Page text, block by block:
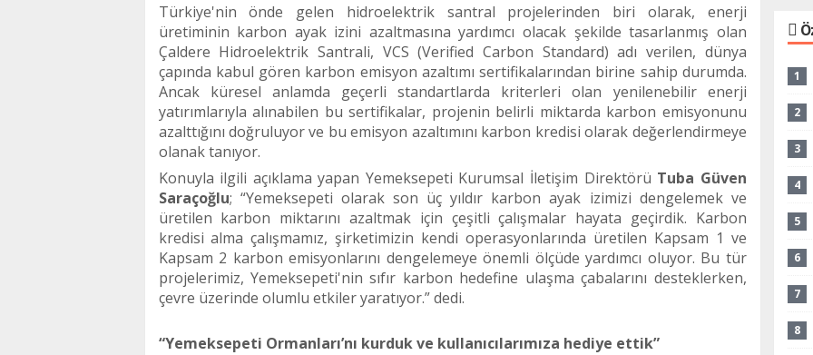
Türkiye'ninönde gelen hidroelektrik santral projelerinden biri olarak, enerji
üretiminin karbon ayak izini azaltmasına yardımcı olacak şekilde tasarlanmış olan
Çaldere Hidroelektrik Santrali, VCS (Verified Carbon Standard) adı verilen, dünya
çapında kabul gören karbon emisyon azaltımı sertifikalarından birine sahip durumda.
Ancak küresel anlamda geçerli standartlarda kriterleri olan yenilenebilir enerji
yatırımlarıyla alınabilen bu sertifikalar, projenin belirli miktarda karbon emisyonunu
azalttığını doğruluyor ve bu emisyon azaltımını karbon kredisi olarak değerlendirmeye
olanak tanıyor.
Konuyla ilgili açıklama yapan Yemeksepeti Kurumsal İletişim Direktörü Tuba Güven
Saraçoğlu; “Yemeksepeti olarak son üç yıldır karbon ayak izimizi dengelemek ve
üretilen karbon miktarını azaltmak için çeşitli çalışmalar hayata geçirdik. Karbon
kredisi alma çalışmamız, şirketimizin kendi operasyonlarında üretilen Kapsam 1 ve
Kapsam 2 karbon emisyonlarını dengelemeyeönemli ölçüde yardımcı oluyor. Bu tür
projelerimiz, Yemeksepeti'nin sıfır karbon hedefine ulaşmaçabalarını desteklerken,
çevre üzerinde olumlu etkiler yaratıyor.” dedi.
“Yemeksepeti Ormanları’nı kurduk ve kullanıcılarımıza hediye ettik”
1
2
3
4
5
6
7
8